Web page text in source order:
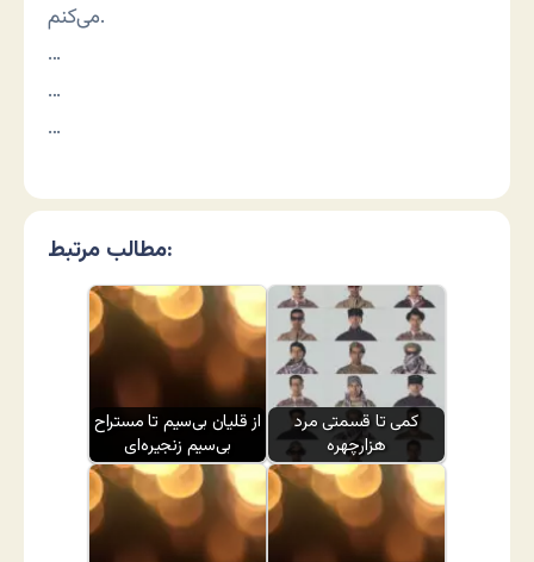
می‌کنم.
…
…
…
مطالب مرتبط:
از قلیان بی‌سیم تا مستراح
بی‌سیم زنجیره‌ای
کمی تا قسمتی مرد
هزارچهره